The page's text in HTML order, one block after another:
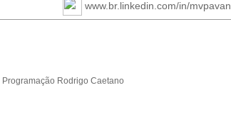
www.br.linkedin.com/in/mvpavan
| Programação Rodrigo Caetano